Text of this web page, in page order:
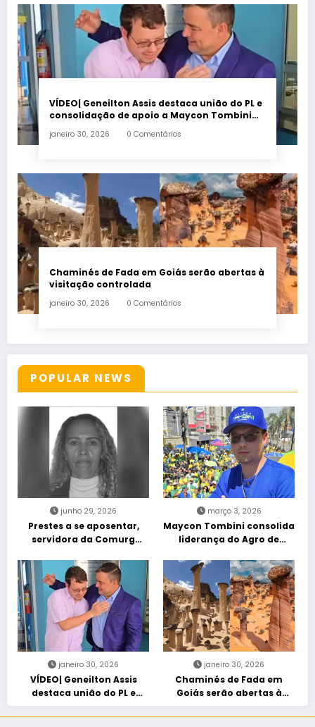
VÍDEO| Geneilton Assis destaca união do PL e
consolidação de apoio a Maycon Tombini
janeiro 30, 2026 0 Comentários
Chaminés de Fada em Goiás serão abertas à
visitação controlada
janeiro 30, 2026 0 Comentários
POPULAR NEWS
junho 29, 2026
Prestes a se aposentar,
servidora da Comurg
entra em protocolo de
morte encefálica
março 3, 2026
Maycon Tombini consolida
liderança do Agro de
“Acorda Brasil” em Goiânia
janeiro 30, 2026
VÍDEO| Geneilton Assis
destaca união do PL e
consolidação de apoio a
Maycon Tombini em Jataí
janeiro 30, 2026
Chaminés de Fada em
Goiás serão abertas à
visitação controlada